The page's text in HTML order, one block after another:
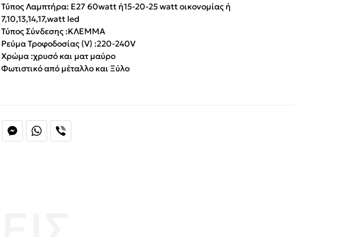
FacebookMessengerWhatsApp
Τύπος Λαμπτήρα: E27 60watt ή15-20-25 watt οικονομίας ή
7,10,13,14,17,watt led
Τύπος Σύνδεσης :ΚΛΕΜΜΑ
Ρεύμα Τροφοδοσίας (V) :220-240V
Χρώμα :χρυσό και ματ μαύρο
Φωτιστικό από μέταλλο και Ξύλο